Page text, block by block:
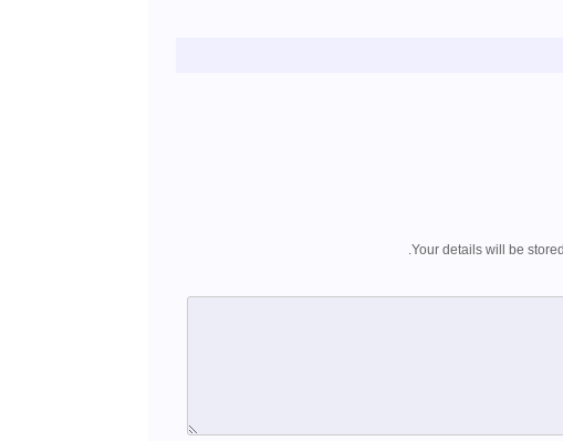
Your details will be